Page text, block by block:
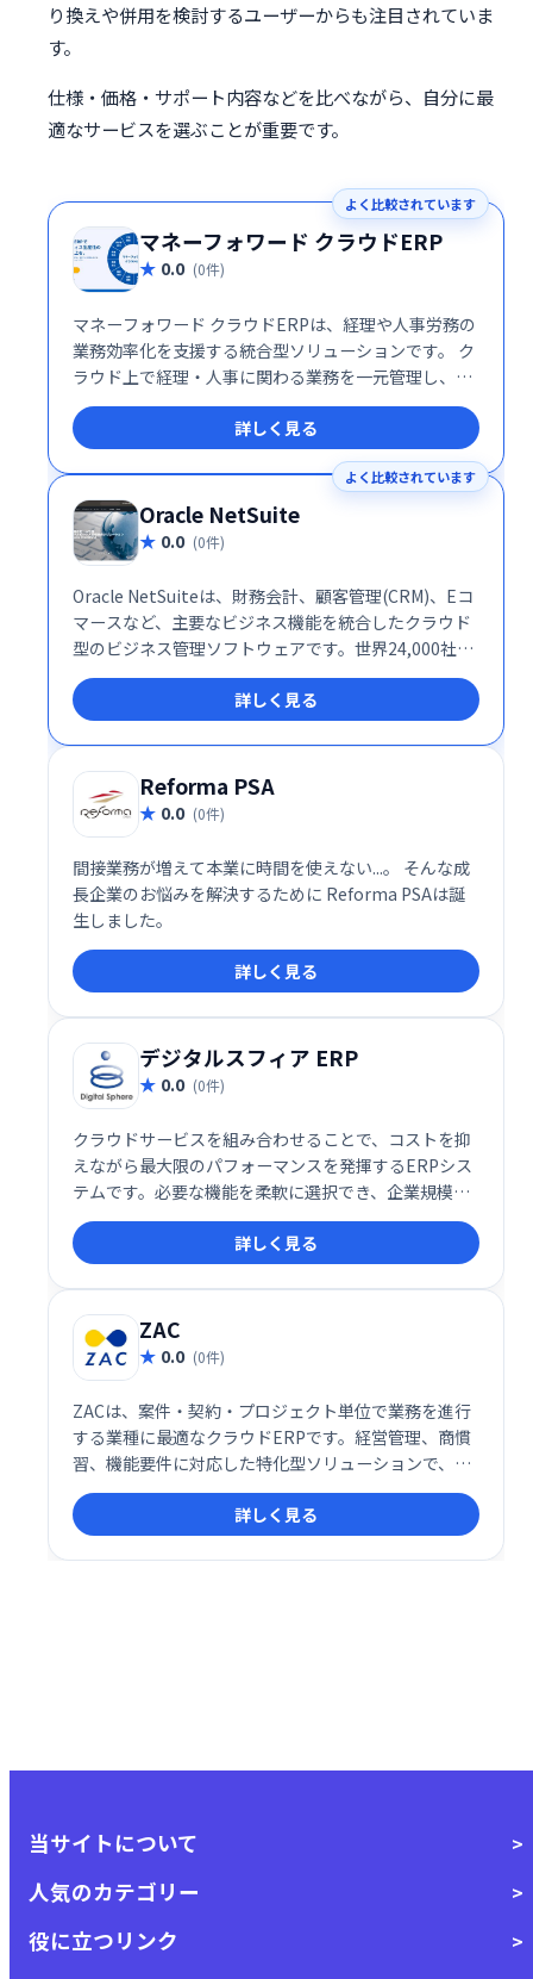
り換えや併用を検討するユーザーからも注目されていま
す。
仕様・価格・サポート内容などを比べながら、自分に最
適なサービスを選ぶことが重要です。
よく比較されています
マネーフォワード クラウドERP
0.0 (0件)
マネーフォワード クラウドERPは、経理や人事労務の
業務効率化を支援する統合型ソリューションです。 ク
ラウド上で経理・人事に関わる業務を一元管理し、業
務の自動化やデータ分析による迅速な意思決定を可能
にします。 業務プロセス改革による生産性向上を実現
し、企業の成長をサポートします。
詳しく見る
よく比較されています
Oracle NetSuite
0.0 (0件)
Oracle NetSuiteは、財務会計、顧客管理(CRM)、Eコ
マースなど、主要なビジネス機能を統合したクラウド
型のビジネス管理ソフトウェアです。世界24,000社以
上が利用し、単一のシステムで業務効率化を実現しま
す。複雑な業務をシンプルに、グローバル規模での展
開もサポートします。
詳しく見る
Reforma PSA
0.0 (0件)
間接業務が増えて本業に時間を使えない...。 そんな成
長企業のお悩みを解決するために Reforma PSAは誕
生しました。
詳しく見る
デジタルスフィア ERP
0.0 (0件)
クラウドサービスを組み合わせることで、コストを抑
えながら最大限のパフォーマンスを発揮するERPシス
テムです。必要な機能を柔軟に選択でき、企業規模や
業種を問わず最適なソリューションを提供します。導
入コストや運用コストの削減を実現し、業務効率化を
支援します。
詳しく見る
ZAC
0.0 (0件)
ZACは、案件・契約・プロジェクト単位で業務を進行
する業種に最適なクラウドERPです。経営管理、商慣
習、機能要件に対応した特化型ソリューションで、業
務効率化と経営の見える化を実現します。 スムーズな
プロジェクト管理と正確な情報把握で、ビジネスの成
長を強力にサポートします。
詳しく見る
当サイトについて
人気のカテゴリー
役に立つリンク